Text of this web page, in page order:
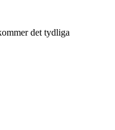
det tydliga